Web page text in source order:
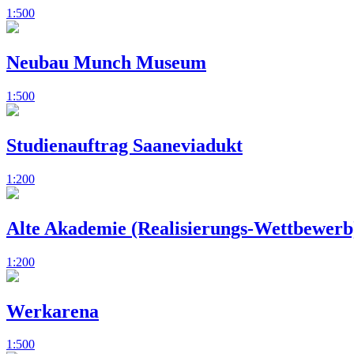
1:500
Neubau Munch Museum
1:500
Studienauftrag Saaneviadukt
1:200
Alte Akademie (Realisierungs-
1:200
Werkarena
1:500